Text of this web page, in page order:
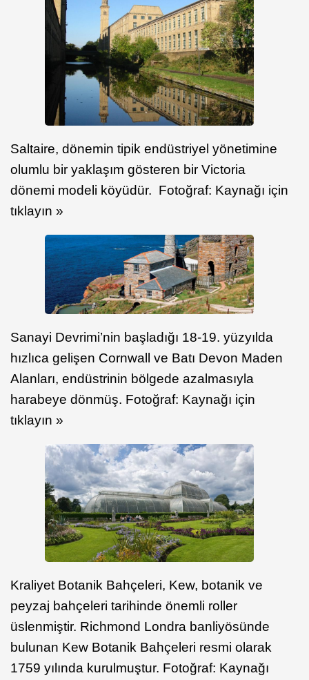
Saltaire, dönemin tipik endüstriyel yönetimine
olumlu bir yaklaşım gösteren bir Victoria
dönemi modeli köyüdür. Fotoğraf: Kaynağı için
tıklayın »
Sanayi Devrimi’nin başladığı 18-19. yüzyılda
hızlıca gelişen Cornwall ve Batı Devon Maden
Alanları, endüstrinin bölgede azalmasıyla
harabeye dönmüş. Fotoğraf: Kaynağı için
tıklayın »
Kraliyet Botanik Bahçeleri, Kew, botanik ve
peyzaj bahçeleri tarihinde önemli roller
üslenmiştir. Richmond Londra banliyösünde
bulunan Kew Botanik Bahçeleri resmi olarak
1759 yılında kurulmuştur. Fotoğraf: Kaynağı